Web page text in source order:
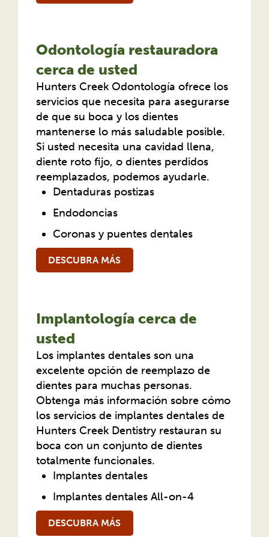
Odontología restauradora
cerca de usted
Hunters Creek Odontología ofrece los
servicios que necesita para asegurarse
de que su boca y los dientes
mantenerse lo más saludable posible.
Si usted necesita una cavidad llena,
diente roto fijo, o dientes perdidos
reemplazados, podemos ayudarle.
Dentaduras postizas
Endodoncias
Coronas y puentes dentales
DESCUBRA MÁS
Implantología cerca de
usted
Los implantes dentales son una
excelente opción de reemplazo de
dientes para muchas personas.
Obtenga más información sobre cómo
los servicios de implantes dentales de
Hunters Creek Dentistry restauran su
boca con un conjunto de dientes
totalmente funcionales.
Implantes dentales
Implantes dentales All-on-4
DESCUBRA MÁS